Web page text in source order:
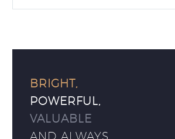
BRIGHT,
POWERFUL,
VALUABLE
AND ALWAYS